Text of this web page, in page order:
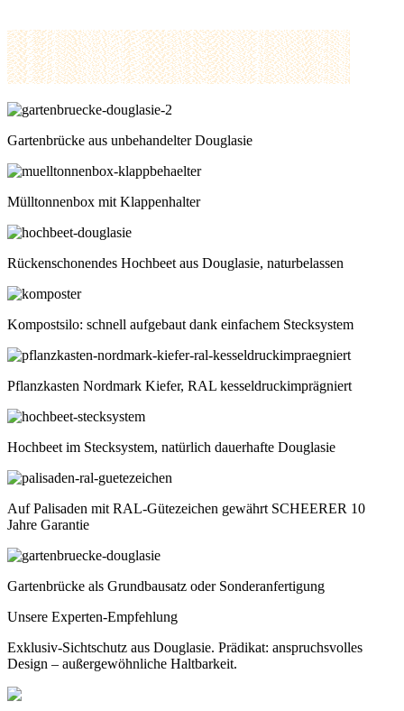
Gartenbrücke aus unbehandelter Douglasie
Mülltonnenbox mit Klappenhalter
Rückenschonendes Hochbeet aus Douglasie, naturbelassen
Kompostsilo: schnell aufgebaut dank einfachem Stecksystem
Pflanzkasten Nordmark Kiefer, RAL kesseldruckimprägniert
Hochbeet im Stecksystem, natürlich dauerhafte Douglasie
Auf Palisaden mit RAL-Gütezeichen gewährt SCHEERER 10
Jahre Garantie
Gartenbrücke als Grundbausatz oder Sonderanfertigung
Unsere Experten-Empfehlung
Exklusiv-Sichtschutz aus Douglasie. Prädikat: anspruchsvolles
Design – außergewöhnliche Haltbarkeit.